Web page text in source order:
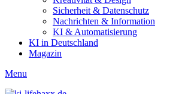
Sicherheit & Datenschutz
Nachrichten & Information
KI & Automatisierung
KI in Deutschland
Magazin
Menu